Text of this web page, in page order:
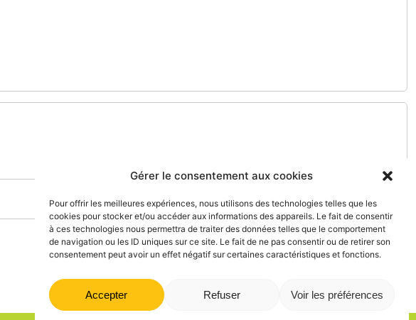
Gérer le consentement aux cookies
Pour offrir les meilleures expériences, nous utilisons des technologies telles que les
cookies pour stocker et/ou accéder aux informations des appareils. Le fait de consentir
à ces technologies nous permettra de traiter des données telles que le comportement
de navigation ou les ID uniques sur ce site. Le fait de ne pas consentir ou de retirer son
consentement peut avoir un effet négatif sur certaines caractéristiques et fonctions.
Accepter Refuser Voir les préférences